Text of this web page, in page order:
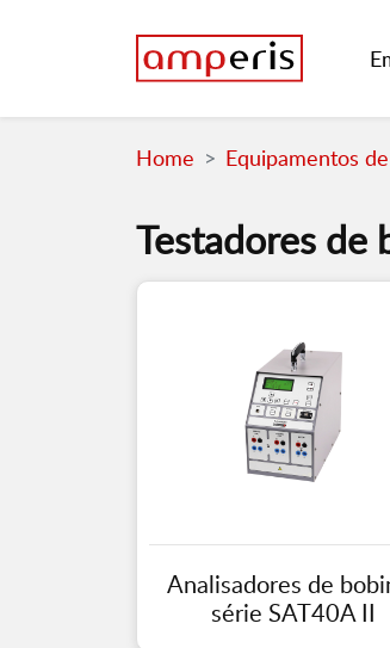
Home Equipamentos
Testadores de
Analisadores de
série SAT40A II